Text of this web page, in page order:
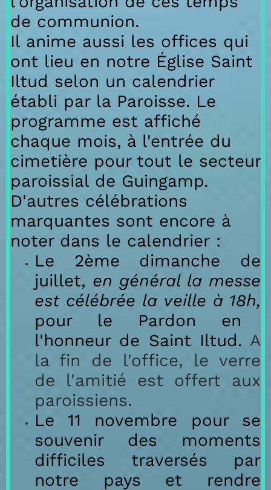
de communion.
Il anime aussi les offices qui
ont lieu en notre Église Saint
Iltud selon un calendrier
établi par la Paroisse. Le
programme est affiché
chaque mois, à l'entrée du
cimetière pour tout le secteur
paroissial de Guingamp.
D'autres célébrations
marquantes sont encore à
noter dans le calendrier :
Le 2ème dimanche de
juillet, en général la messe
est célébrée la veille à 18h,
pour le Pardon en
l'honneur de Saint Iltud. A
la fin de l'office, le verre
de l'amitié est offert aux
paroissiens.
Le 11 novembre pour se
souvenir des moments
difficiles traversés par
notre pays et rendre